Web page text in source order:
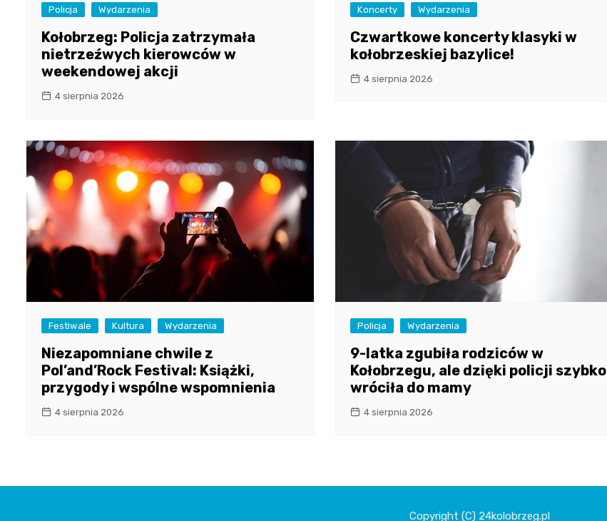
Policja Wydarzenia
Kołobrzeg: Policja zatrzymała
nietrzeźwych kierowców w
weekendowej akcji
4 sierpnia 2026
Koncerty Wydarzenia
Czwartkowe koncerty klasyki w
kołobrzeskiej bazylice!
4 sierpnia 2026
Festiwale Kultura Wydarzenia
Niezapomniane chwile z
Pol’and’Rock Festival: Książki,
przygody i wspólne wspomnienia
4 sierpnia 2026
Policja Wydarzenia
9-latka zgubiła rodziców w
Kołobrzegu, ale dzięki policji szybko
wróciła do mamy
4 sierpnia 2026
Copyright (C) 24kolobrzeg.pl